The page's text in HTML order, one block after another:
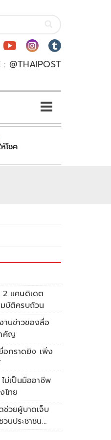
: @THAIPOST
โชค
2 แคนดิเดต
บัติครบถ้วน
านข่าวของสื่อ
คัญ
ยื่อกราดยิง เพิ่ง
ม่เป็นมืออาชีพ
ไทย
วยผู้บาดเจ็บ
นประชาชน